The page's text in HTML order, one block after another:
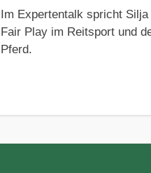
Im Expertentalk spricht
Fair Play im Reitsport und
Pferd.